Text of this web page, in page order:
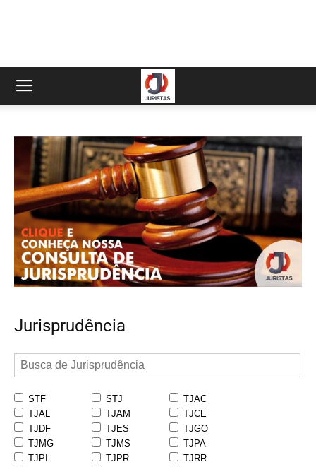
Jurisprudência
STF STJ
TJAC
TJAL
TJAM
TJCE
TJDF
TJES
TJGO
TJMG
TJMS
TJPA
TJPI
TJPR
TJRR